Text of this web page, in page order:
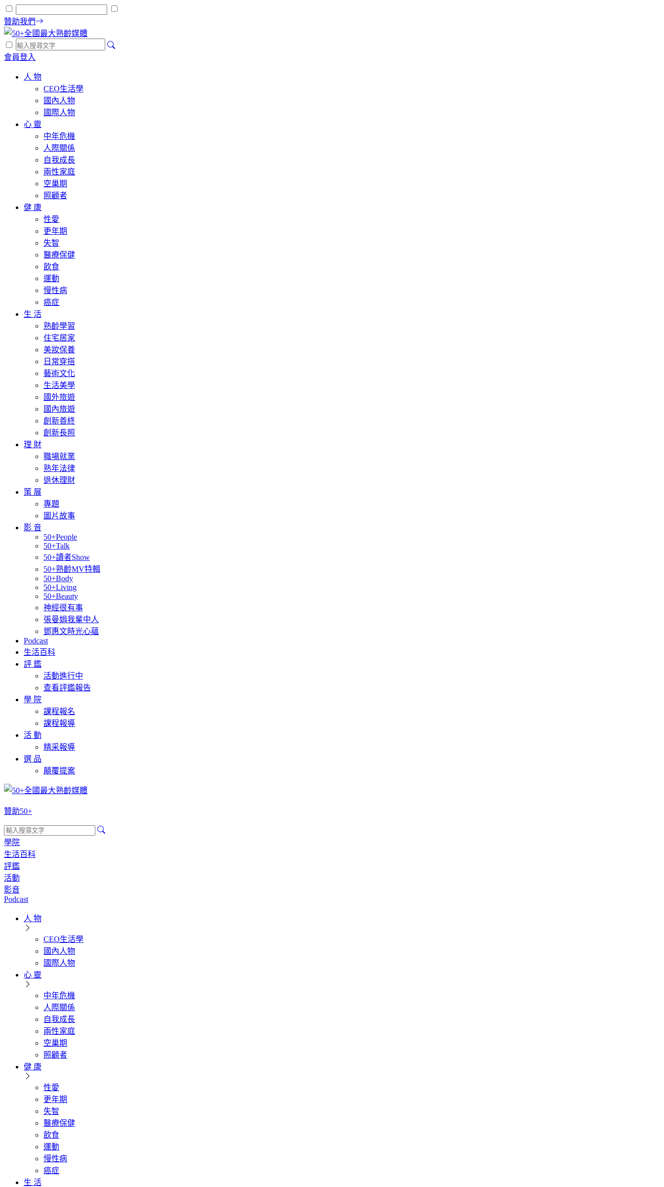
贊助我們
會員登入
人 物
CEO生活學
國內人物
國際人物
心 靈
中年危機
人際關係
自我成長
兩性家庭
空巢期
照顧者
健 康
性愛
更年期
失智
醫療保健
飲食
運動
慢性病
癌症
生 活
熟齡學習
住宅居家
美妝保養
日常穿搭
藝術文化
生活美學
國外旅遊
國內旅遊
創新善終
創新長照
理 財
職場就業
熟年法律
退休理財
策 展
專題
圖片故事
影 音
50+People
50+Talk
50+讀者Show
50+熟齡MV特輯
50+Body
50+Living
50+Beauty
神經很有事
張曼娟我輩中人
鄧惠文時光心蘊
Podcast
生活百科
評 鑑
活動進行中
查看評鑑報告
學 院
課程報名
課程報導
活 動
精采報導
選 品
顛覆提案
贊助50+
學院
生活百科
評鑑
活動
影音
Podcast
人 物
CEO生活學
國內人物
國際人物
心 靈
中年危機
人際關係
自我成長
兩性家庭
空巢期
照顧者
健 康
性愛
更年期
失智
醫療保健
飲食
運動
慢性病
癌症
生 活